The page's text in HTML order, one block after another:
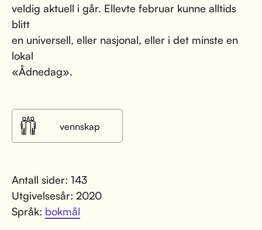
veldig aktuell i går. Ellevte februar kunne alltids
blitt
en universell, eller nasjonal, eller i det minste en
lokal
«Ådnedag».
vennskap
Antall sider: 143
Utgivelsesår: 2020
Språk: bokmål